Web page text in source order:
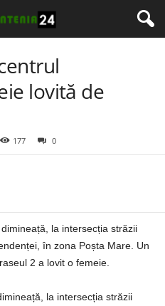
lovită de
177 0
la intersecția străzii
în zona Poșta Mare. Un
2 a lovit o femeie.
la intersecția străzii